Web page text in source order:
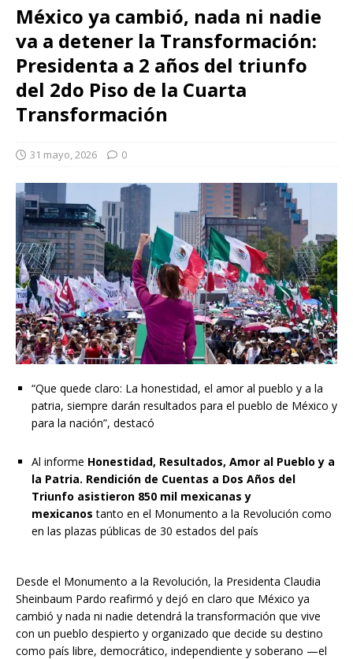
México ya cambió, nada ni nadie
va a detener la Transformación:
Presidenta a 2 años del triunfo
del 2do Piso de la Cuarta
Transformación
31 mayo, 2026 0
“Que quede claro: La honestidad, el amor al pueblo y a la
patria, siempre darán resultados para el pueblo de México y
para la nación”, destacó
Al informe Honestidad, Resultados, Amor al Pueblo y a
la Patria. Rendición de Cuentas a Dos Años del
Triunfo asistieron 850 mil mexicanas y
mexicanos tanto en el Monumento a la Revolución como
en las plazas públicas de 30 estados del país
Desde el Monumento a la Revolución, la Presidenta Claudia
Sheinbaum Pardo reafirmó y dejó en claro que México ya
cambió y nada ni nadie detendrá la transformación que vive
con un pueblo despierto y organizado que decide su destino
como país libre, democrático, independiente y soberano —el